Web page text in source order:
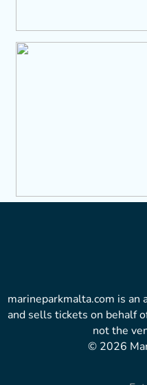
marineparkmalta.com is
and sells tickets on behalf
not the
© 2026